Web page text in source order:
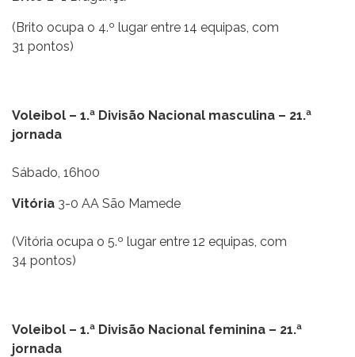
(Brito ocupa o 4.º lugar entre 14 equipas, com
31 pontos)
Voleibol – 1.ª Divisão Nacional masculina – 21.ª
jornada
Sábado, 16h00
Vitória 3-0 AA São Mamede
(Vitória ocupa o 5.º lugar entre 12 equipas, com
34 pontos)
Voleibol – 1.ª Divisão Nacional feminina – 21.ª
jornada